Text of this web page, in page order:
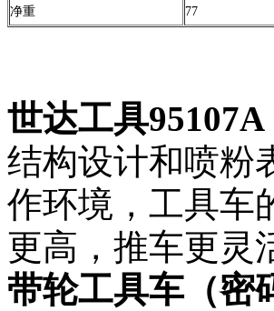
净重 77
世达工具
结构设计和喷粉
作环境，工具车
更高，推车更灵
带轮工具车（密